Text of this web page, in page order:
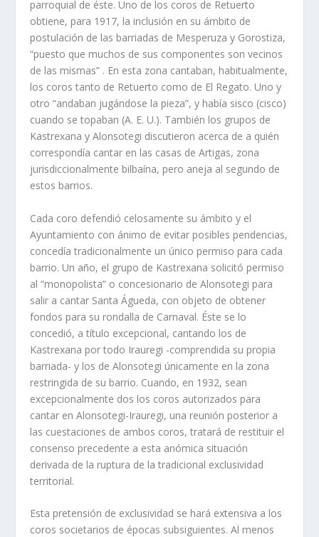
parroquial de éste. Uno de los coros de Retuerto
obtiene, para 1917, la inclusión en su ámbito de
postulación de las barriadas de Mesperuza y Gorostiza,
“puesto que muchos de sus componentes son vecinos
de las mismas” . En esta zona cantaban, habitualmente,
los coros tanto de Retuerto como de El Regato. Uno y
otro “andaban jugándose la pieza”, y había sisco (cisco)
cuando se topaban (A. E. U.). También los grupos de
Kastrexana y Alonsotegi discutieron acerca de a quién
correspondía cantar en las casas de Artigas, zona
jurisdiccionalmente bilbaína, pero aneja al segundo de
estos barrios.
Cada coro defendió celosamente su ámbito y el
Ayuntamiento con ánimo de evitar posibles pendencias,
concedía tradicionalmente un único permiso para cada
barrio. Un año, el grupo de Kastrexana solicitó permiso
al “monopolista” o concesionario de Alonsotegi para
salir a cantar Santa Águeda, con objeto de obtener
fondos para su rondalla de Carnaval. Éste se lo
concedió, a título excepcional, cantando los de
Kastrexana por todo Irauregi -comprendida su propia
barriada- y los de Alonsotegi únicamente en la zona
restringida de su barrio. Cuando, en 1932, sean
excepcionalmente dos los coros autorizados para
cantar en Alonsotegi-Irauregi, una reunión posterior a
las cuestaciones de ambos coros, tratará de restituir el
consenso precedente a esta anómica situación
derivada de la ruptura de la tradicional exclusividad
territorial.
Esta pretensión de exclusividad se hará extensiva a los
coros societarios de épocas subsiguientes. Al menos